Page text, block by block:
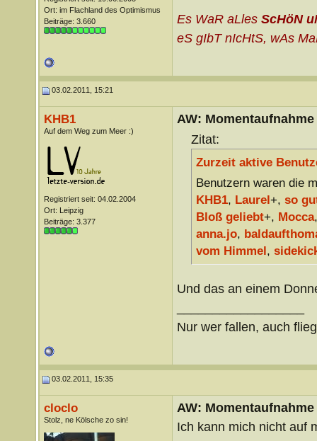
Ort: im Flachland des Optimismus
Beiträge: 3.660
Es WaR aLles ScHöN
eS gIbT nIcHtS, wAs
03.02.2011, 15:21
KHB1
Auf dem Weg zum Meer :)
Registriert seit: 04.02.2004
Ort: Leipzig
Beiträge: 3.377
AW: Momentaufnahme
Zitat:
Zurzeit aktive
Benutzern waren die
KHB1, Laurel+, so
Bloß geliebt+, Mocca
anna.jo,
vom Himmel,
Und das an einem
Nur wer fallen, auch
03.02.2011, 15:35
cloclo
Stolz, ne Kölsche zo sin!
AW: Momentaufnahme
Ich kann mich nicht auf